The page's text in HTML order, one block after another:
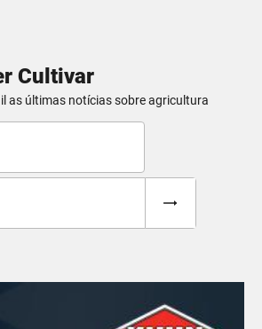
Cultivar
as últimas notícias sobre agricultura